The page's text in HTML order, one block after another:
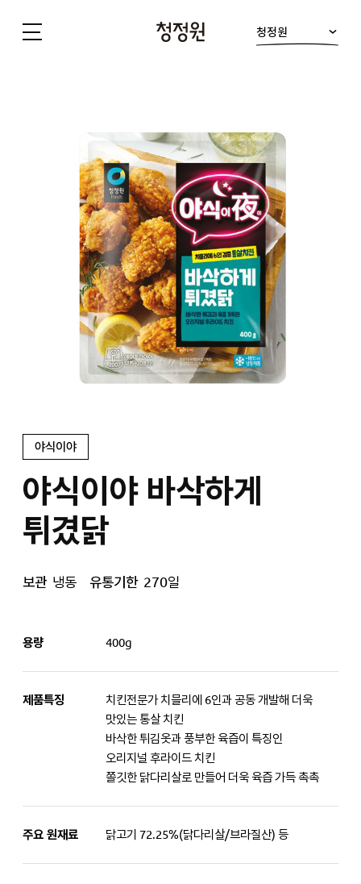
청정원
야식이야
야식이야 바삭하게
튀겼닭
보관 냉동 유통기한 270일
용량 400g
제품특징
치킨전문가 치믈리에 6인과 공동 개발해 더욱
맛있는 통살 치킨
바삭한 튀김옷과 풍부한 육즙이 특징인
오리지널 후라이드 치킨
쫄깃한 닭다리살로 만들어 더욱 육즙 가득 촉촉
주요 원재료 닭고기 72.25%(닭다리살/브라질산) 등